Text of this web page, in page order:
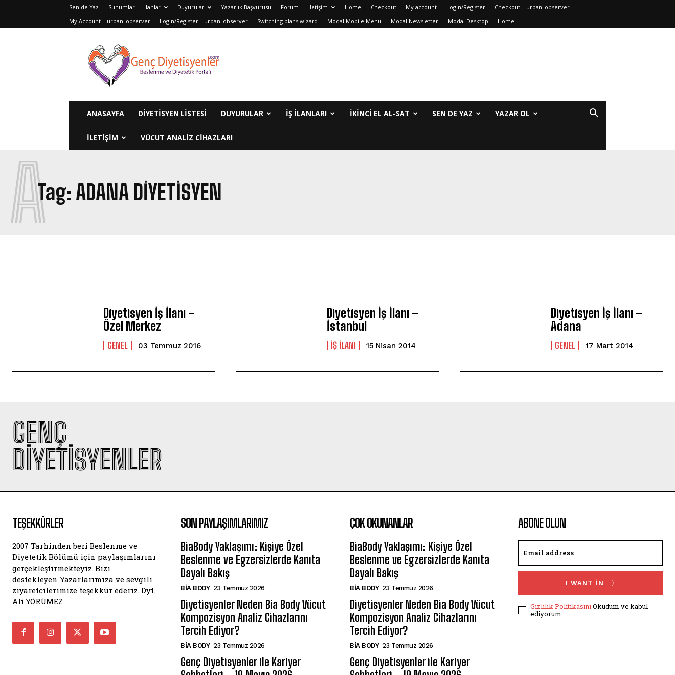
Sen de Yaz Sunumlar İlanlar Duyurular Yazarlık Başvurusu Forum İletişim Home Checkout My account Login/Register
Checkout – urban_observer
My Account – urban_observer
Login/Register – urban_observer Switching plans wizard Modal Mobile Menu Modal Newsletter Modal Desktop Home
Genç
Diyetisyenler
ANASAYFA DIYETISYEN LISTESI DUYURULAR İŞ İLANLARI IKINCI EL AL-SAT SEN DE YAZ YAZAR OL
ILETIŞIM VÜCUT ANALIZ CIHAZLARI
Tag: ADANA DIYETISYEN
A
Diyetisyen İş İlanı –
Özel Merkez
GENEL 03 Temmuz 2016
Diyetisyen İş İlanı –
İstanbul
IŞ ILANI 15 Nisan 2014
Diyetisyen İş İlanı –
Adana
GENEL 17 Mart 2014
GENÇ
DIYETISYENLER
TEŞEKKÜRLER
2007 Tarhinden beri Beslenme ve
Diyetetik Bölümü için paylaşımlarını
gerçekleştirmekteyiz. Bizi
destekleyen Yazarlarımıza ve sevgili
ziyaretcilerimize teşekkür ederiz. Dyt.
Ali YÖRÜMEZ
SON PAYLAŞIMLARIMIZ
BiaBody Yaklaşımı: Kişiye Özel
Beslenme ve Egzersizlerde Kanıta
Dayalı Bakış
BIA BODY 23 Temmuz 2026
Diyetisyenler Neden Bia Body Vücut
Kompozisyon Analiz Cihazlarını
Tercih Ediyor?
BIA BODY 23 Temmuz 2026
Genç Diyetisyenler ile Kariyer
ÇOK OKUNANLAR
BiaBody Yaklaşımı: Kişiye Özel
Beslenme ve Egzersizlerde Kanıta
Dayalı Bakış
BIA BODY 23 Temmuz 2026
Diyetisyenler Neden Bia Body Vücut
Kompozisyon Analiz Cihazlarını
Tercih Ediyor?
BIA BODY 23 Temmuz 2026
Genç Diyetisyenler ile Kariyer
ABONE OLUN
I WANT IN
Gizlilik PolitikasınıOkudum ve kabul
ediyorum.